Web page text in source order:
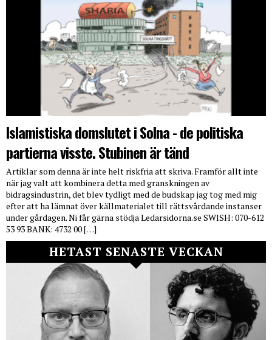
Islamistiska domslutet i Solna - de politiska
partierna visste. Stubinen är tänd
Artiklar som denna är inte helt riskfria att skriva. Framför allt inte
när jag valt att kombinera detta med granskningen av
bidragsindustrin, det blev tydligt med de budskap jag tog med mig
efter att ha lämnat över källmaterialet till rättsvårdande instanser
under gårdagen. Ni får gärna stödja Ledarsidorna.se SWISH: 070-612
53 93 BANK: 4732 00 […]
HETAST SENASTE VECKAN